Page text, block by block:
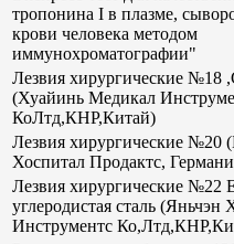
тропонина I в плазме,
крови человека методом
иммунохроматографии"
Лезвия хирургические №18
(Хуайинь Медикал
КоЛтд,КНР,Китай)
Лезвия хирургические №20
Хоспитал Продактс,
Лезвия хирургические №22
углеродистая сталь
Инструментс